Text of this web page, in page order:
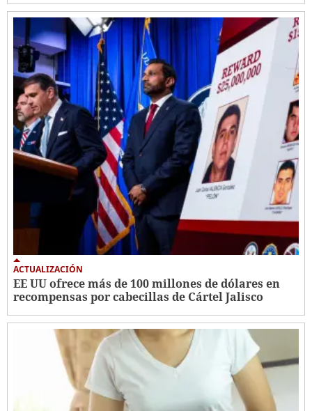
ACTUALIZACIÓN
EE UU ofrece más de 100 millones de dólares en
recompensas por cabecillas de Cártel Jalisco